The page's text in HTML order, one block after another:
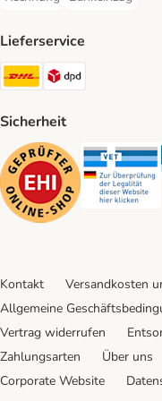
Rechnung Payment Method
Bankeinzug
Lieferservice
DHL Shipping Method
Sicherheit
Security
Kontakt Versandkosten
Allgemeine
Vertrag widerrufen
Zahlungsarten
Über uns
Corporate Website